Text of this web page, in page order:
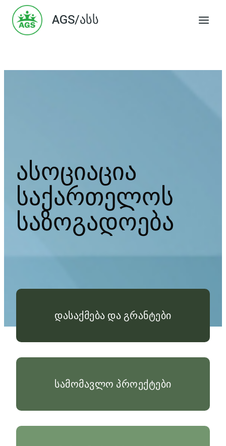
Skip
content
AGS/ასს
ასოციაცია
საქართელოს
საზოგადოება
დასაქმება და გრანტები
სამომავლო პროექტები